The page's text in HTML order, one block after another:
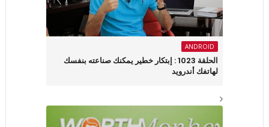
ANDROID
الحلقة 1023 : إبتكار خطير يمكنك صناعته بنفسك
لهاتفك أندرويد